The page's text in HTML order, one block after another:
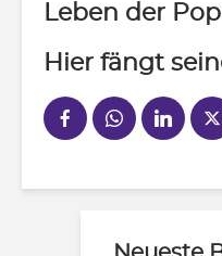
Leben der
Hier fängt